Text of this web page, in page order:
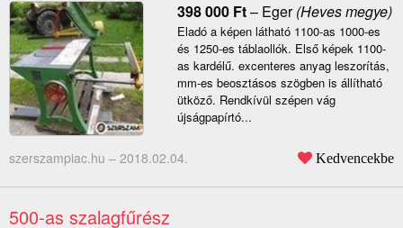
398 000 Ft– Eger(Heves megye)
Eladó a képen látható 1100-as 1000-es
és 1250-es táblaollók. Első képek 1100-
as kardélű. excenteres anyag leszorítás,
mm-es beosztásos szögben is állítható
ütköző. Rendkívül szépen vág
újságpapírtó...
szerszampiac.hu – 2018.02.04. Kedvencekbe
500-as szalagfűrész